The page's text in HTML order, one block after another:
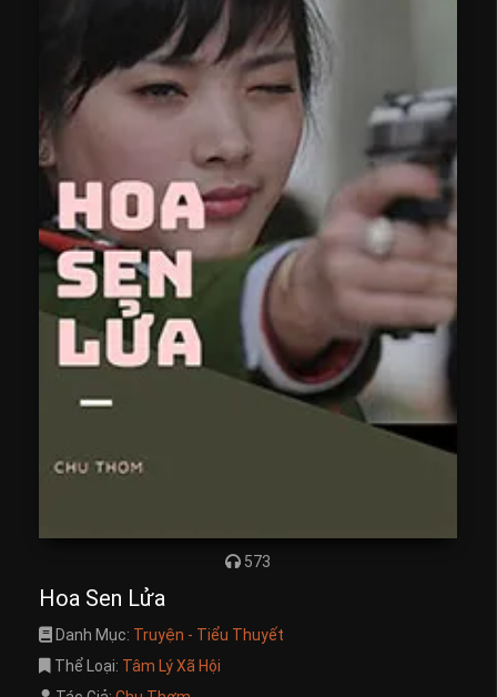
573
Hoa Sen Lửa
Danh Mục: Truyện - Tiểu Thuyết
Thể Loại: Tâm Lý Xã Hội